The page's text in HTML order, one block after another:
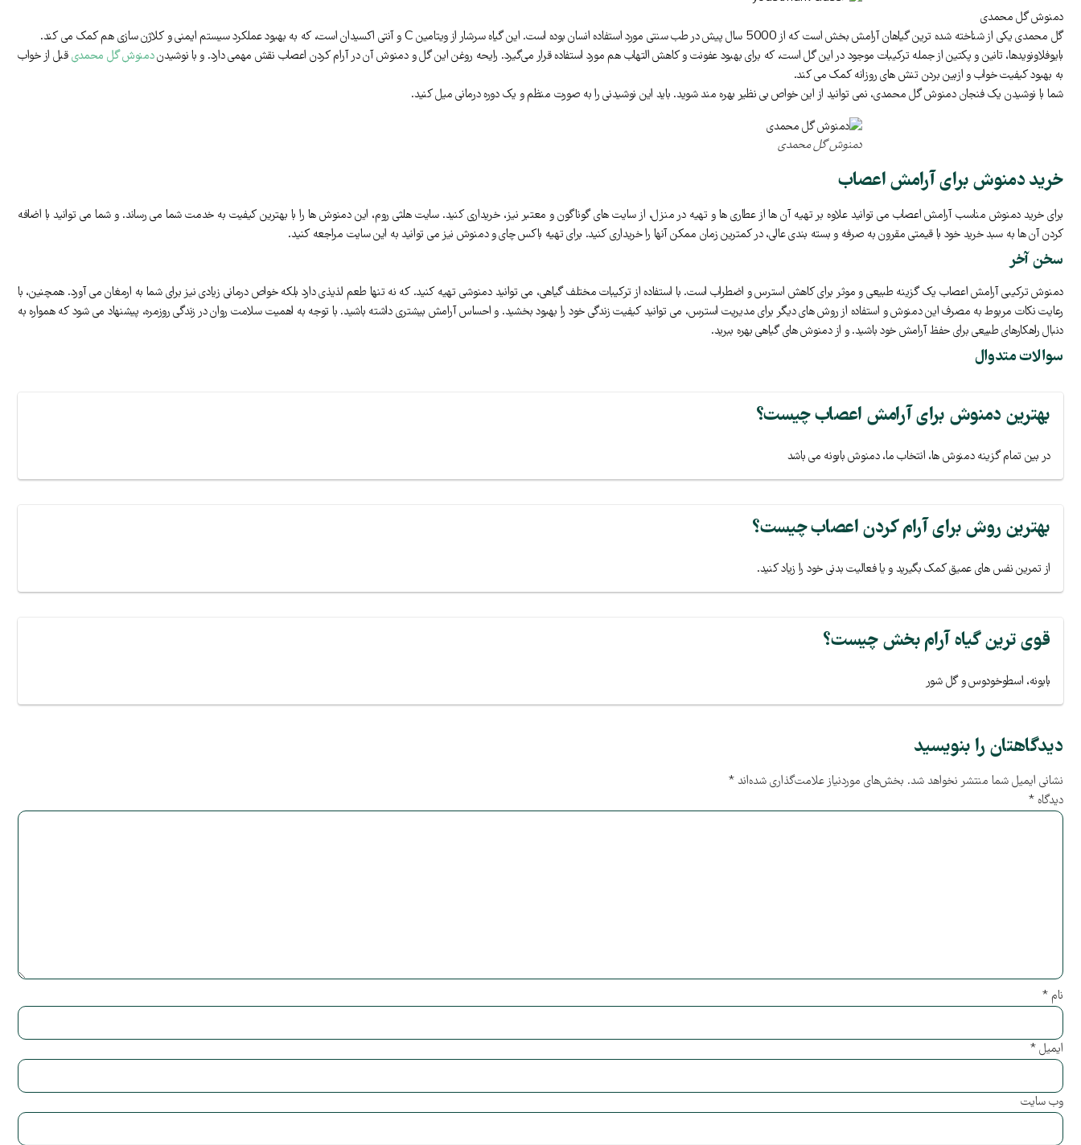
دمنوش گل محمدی
گل‌ محمدی یکی از شناخته شده‌ ترین گیاهان آرامش بخش است که از 5000 سال پیش در طب سنتی مورد استفاده انسان بوده است. این گیاه سرشار از ویتامین C و آنتی ‌اکسیدان است، که به بهبود عملکرد سیستم ایمنی و کلاژن سازی هم کمک می‌ کند.
بایوفلاونویدها، تانین و پکتین از جمله ترکیبات موجود در این گل است، که برای بهبود عفونت و کاهش التهاب هم مورد استفاده قرار می‌گیرد. رایحه روغن این گل و دمنوش آن در آرام کردن اعصاب نقش مهمی دارد. و با نوشیدندمنوش گل‌ محمدیقبل از خواب
به بهبود کیفیت خواب و ازبین بردن تنش‌ های روزانه کمک می ‌کند.
شما با نوشیدن یک فنجان دمنوش گل محمدی، نمی توانید از این خواص بی نظیر بهره مند شوید. باید این نوشیدنی را به صورت منظم و یک دوره درمانی میل کنید.
دمنوش گل محمدی
خرید دمنوش برای آرامش اعصاب
برای خرید دمنوش مناسب آرامش اعصاب می توانید علاوه بر تهیه آن ها از عطاری ها و تهیه در منزل، از سایت های گوناگون و معتبر نیز، خریداری کنید. سایت هلثی روم، این دمنوش ها را با بهترین کیفیت به خدمت شما می رساند. و شما می توانید با اضافه
کردن آن ها به سبد خرید خود با قیمتی مقرون به صرفه و بسته بندی عالی، در کمترین زمان ممکن آنها را خریداری کنید. برای تهیه باکس چای و دمنوش نیز می توانید به این سایت مراجعه کنید.
سخن آخر
دمنوش ترکیبی آرامش اعصاب یک گزینه طبیعی و موثر برای کاهش استرس و اضطراب است. با استفاده از ترکیبات مختلف گیاهی، می‌ توانید دمنوشی تهیه کنید. که نه تنها طعم لذیذی دارد بلکه خواص درمانی زیادی نیز برای شما به ارمغان می ‌آورد. همچنین، با
رعایت نکات مربوط به مصرف این دمنوش و استفاده از روش‌ های دیگر برای مدیریت استرس، می ‌توانید کیفیت زندگی خود را بهبود بخشید. و احساس آرامش بیشتری داشته باشید. با توجه به اهمیت سلامت روان در زندگی روزمره، پیشنهاد می‌ شود که همواره به
دنبال راهکارهای طبیعی برای حفظ آرامش خود باشید. و از دمنوش‌ های گیاهی بهره ببرید.
سوالات متدوال
بهترین دمنوش برای آرامش اعصاب چیست؟
در بین تمام گزینه دمنوش ها، انتخاب ما، دمنوش بابونه می باشد
بهترین روش برای آرام کردن اعصاب چیست؟
از تمرین نفس های عمیق کمک بگیرید و یا فعالیت بدنی خود را زیاد کنید.
قوی ترین گیاه آرام بخش چیست؟
بابونه، اسطوخودوس و گل شور
دیدگاهتان را بنویسید
نشانی ایمیل شما منتشر نخواهد شد. بخش‌های موردنیاز علامت‌گذاری شده‌اند*
دیدگاه*
نام*
ایمیل*
وب‌ سایت